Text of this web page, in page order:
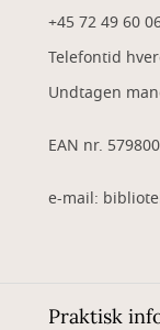
+45 72 49 60
Telefontid
Undtagen
EAN nr.
e-mail:
Praktisk